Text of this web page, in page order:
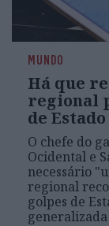
MUNDO
Há que
regional
de
O chefe do
Ocidental e
necessário
regional
golpes de
generalizada